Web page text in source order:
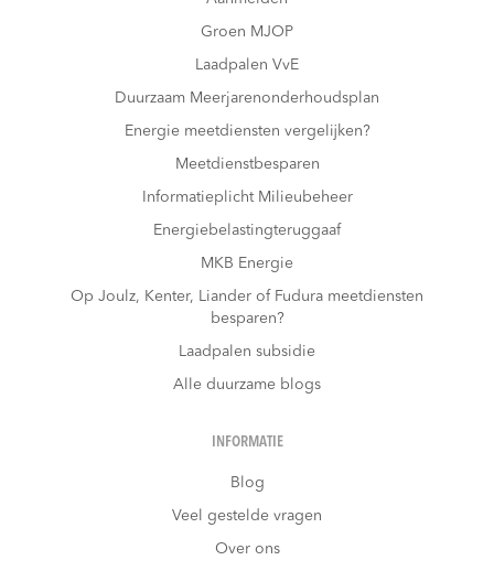
Groen MJOP
Laadpalen VvE
Duurzaam Meerjarenonderhoudsplan
Energie meetdiensten vergelijken?
Meetdienstbesparen
Informatieplicht Milieubeheer
Energiebelastingteruggaaf
MKB Energie
Op Joulz, Kenter, Liander of Fudura meetdiensten
besparen?
Laadpalen subsidie
Alle duurzame blogs
INFORMATIE
Blog
Veel gestelde vragen
Over ons